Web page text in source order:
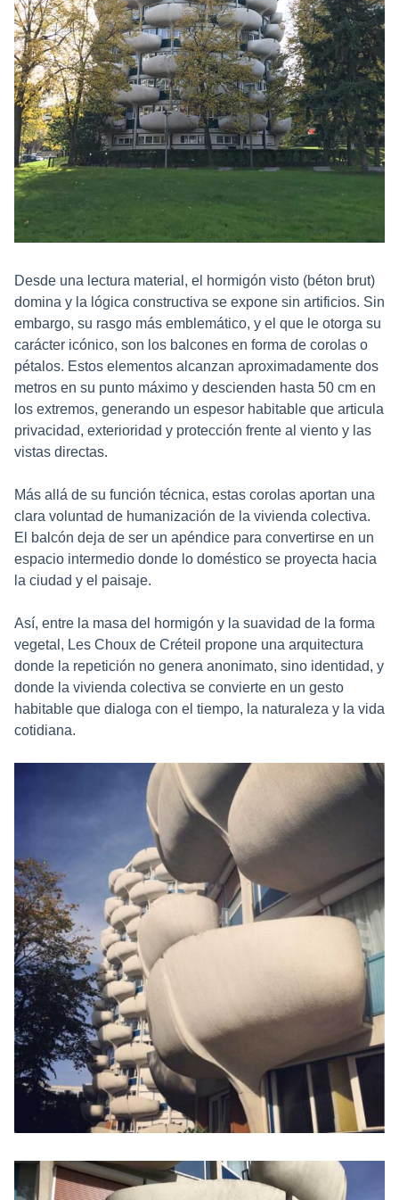
Desde una lectura material, el hormigón visto (béton brut)
domina y la lógica constructiva se expone sin artificios. Sin
embargo, su rasgo más emblemático, y el que le otorga su
carácter icónico, son los balcones en forma de corolas o
pétalos. Estos elementos alcanzan aproximadamente dos
metros en su punto máximo y descienden hasta 50 cm en
los extremos, generando un espesor habitable que articula
privacidad, exterioridad y protección frente al viento y las
vistas directas.
Más allá de su función técnica, estas corolas aportan una
clara voluntad de humanización de la vivienda colectiva.
El balcón deja de ser un apéndice para convertirse en un
espacio intermedio donde lo doméstico se proyecta hacia
la ciudad y el paisaje.
Así, entre la masa del hormigón y la suavidad de la forma
vegetal, Les Choux de Créteil propone una arquitectura
donde la repetición no genera anonimato, sino identidad, y
donde la vivienda colectiva se convierte en un gesto
habitable que dialoga con el tiempo, la naturaleza y la vida
cotidiana.